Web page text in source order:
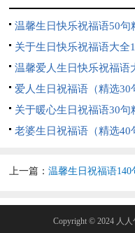
温馨生日快乐祝福语50句
关于生日快乐祝福语大全
句温馨爱人生日快乐祝福语
（通用80句）
爱人生日祝福语（精选30
关于暖心生日祝福语30句
老婆生日祝福语（精选40
上一篇：温馨生日祝福语140句精
Copyright © 2024 人人